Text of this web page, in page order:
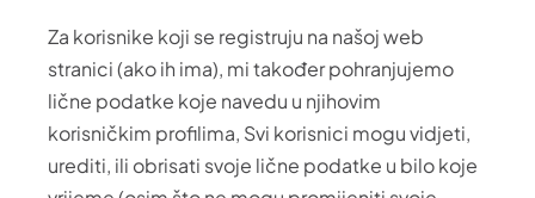
Za korisnike koji se registruju na našoj web
stranici (ako ih ima), mi također pohranjujemo
lične podatke koje navedu u njihovim
korisničkim profilima, Svi korisnici mogu vidjeti,
urediti, ili obrisati svoje lične podatke u bilo koje